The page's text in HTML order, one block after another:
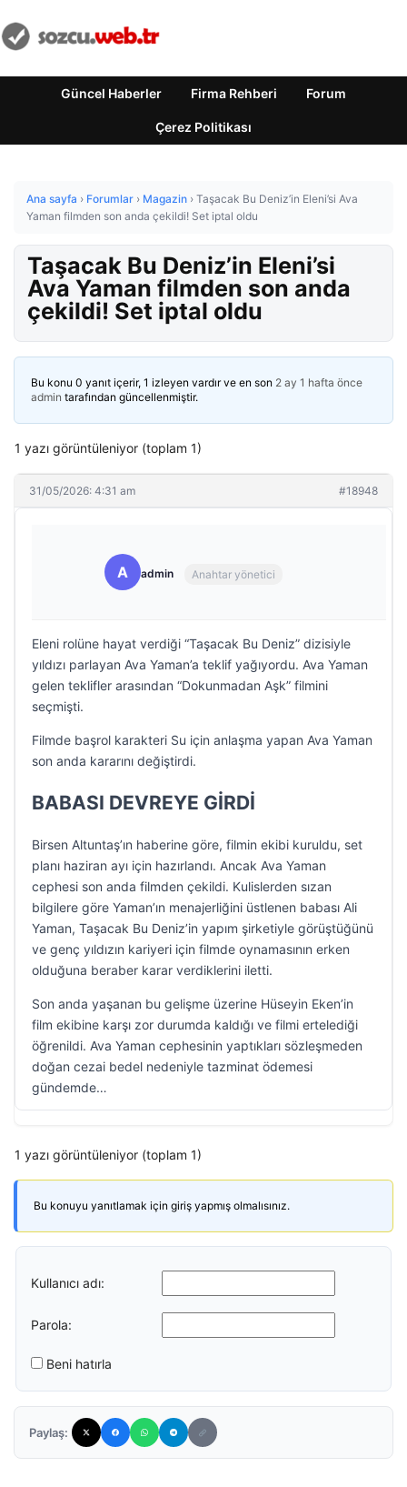
Güncel Haberler Firma Rehberi Forum
Çerez Politikası
Ana sayfa › Forumlar › Magazin › Taşacak Bu Deniz’in Eleni’si Ava
Yaman filmden son anda çekildi! Set iptal oldu
Taşacak Bu Deniz’in Eleni’si
Ava Yaman filmden son anda
çekildi! Set iptal oldu
Bu konu 0 yanıt içerir, 1 izleyen vardır ve en son 2 ay 1 hafta önce
admin tarafından güncellenmiştir.
1 yazı görüntüleniyor (toplam 1)
31/05/2026: 4:31 am #18948
A admin Anahtar yönetici
Eleni rolüne hayat verdiği “Taşacak Bu Deniz” dizisiyle
yıldızı parlayan Ava Yaman’a teklif yağıyordu. Ava Yaman
gelen teklifler arasından “Dokunmadan Aşk” filmini
seçmişti.
Filmde başrol karakteri Su için anlaşma yapan Ava Yaman
son anda kararını değiştirdi.
BABASI DEVREYE GİRDİ
Birsen Altuntaş’ın haberine göre, filmin ekibi kuruldu, set
planı haziran ayı için hazırlandı. Ancak Ava Yaman
cephesi son anda filmden çekildi. Kulislerden sızan
bilgilere göre Yaman’ın menajerliğini üstlenen babası Ali
Yaman, Taşacak Bu Deniz’in yapım şirketiyle görüştüğünü
ve genç yıldızın kariyeri için filmde oynamasının erken
olduğuna beraber karar verdiklerini iletti.
Son anda yaşanan bu gelişme üzerine Hüseyin Eken’in
film ekibine karşı zor durumda kaldığı ve filmi ertelediği
öğrenildi. Ava Yaman cephesinin yaptıkları sözleşmeden
doğan cezai bedel nedeniyle tazminat ödemesi
gündemde…
1 yazı görüntüleniyor (toplam 1)
Bu konuyu yanıtlamak için giriş yapmış olmalısınız.
Kullanıcı adı:
Parola:
Beni hatırla
Paylaş: